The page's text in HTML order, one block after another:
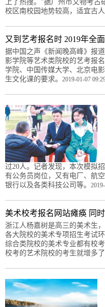
上了热搜。”据广州市文物考
校区南校园地势较高，适宜古
又到艺考报名时 2019年全
据中国之声《新闻晚高峰》报
影学院等艺术类院校的艺考报
学院、中国传媒大学、北京电
生文化课的要求。 2019-01-07
过20人。记者发现，本次模拟
有公务员岗位，又有电厂、航
银行以及各类科技公司等。
美术校考报名网站瘫痪 同
浙江人杨嘉树是高三的美术生
各大院校的美术专项招生考
综合类院校的美术专业都有校
校考的艺术院校的考生就增多了